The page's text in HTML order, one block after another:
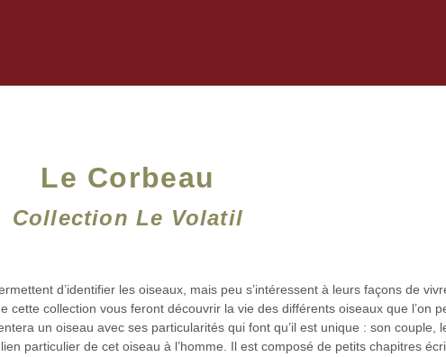
Le Corbeau
Collection Le Volatil
d’identifier les oiseaux, mais peu s’intéressent à leurs façons de
cette collection vous feront découvrir la vie des différents oiseaux que l’on
un oiseau avec ses particularités qui font qu’il est unique : son couple,
particulier de cet oiseau à l’homme. Il est composé de petits chapitres